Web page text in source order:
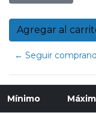
← Seguir
Mínimo